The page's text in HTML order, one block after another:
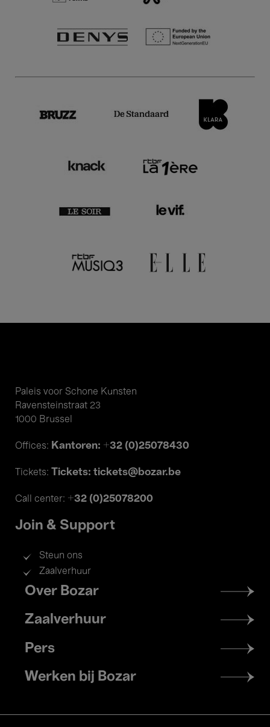
Paleis voor Schone Kunsten
Ravensteinstraat 23
1000 Brussel
Offices: Kantoren: +32 (0)25078430
Tickets: Tickets: tickets@bozar.be
Call center: +32 (0)25078200
Join & Support
Steun ons
Zaalverhuur
Footer
menu
Over Bozar
Zaalverhuur
Pers
Werken bij Bozar